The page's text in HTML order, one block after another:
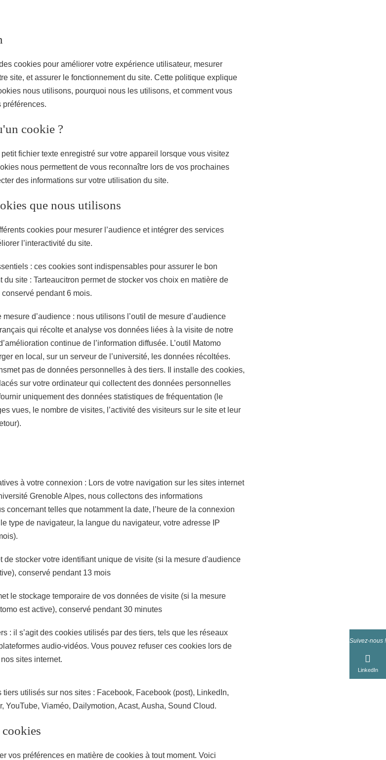
Suivez-nous !
LinkedIn
cookies pour améliorer votre expérience utilisateur, mesurer
site, et assurer le fonctionnement du site. Cette politique explique
nous utilisons, pourquoi nous les utilisons, et comment vous
préférences.
cookie ?
fichier texte enregistré sur votre appareil lorsque vous visitez
nous permettent de vous reconnaître lors de vos prochaines
des informations sur votre utilisation du site.
que nous utilisons
cookies pour mesurer l’audience et intégrer des services
l’interactivité du site.
: ces cookies sont indispensables pour assurer le bon
du site : Tarteaucitron permet de stocker vos choix en matière de
pendant 6 mois.
mesure d’audience : nous utilisons l’outil de mesure d’audience
qui récolte et analyse vos données liées à la visite de notre
continue de l’information diffusée. L’outil Matomo
en local, sur un serveur de l’université, les données récoltées.
pas de données personnelles à des tiers. Il installe des cookies,
sur votre ordinateur qui collectent des données personnelles
uniquement des données statistiques de fréquentation (le
vues, le nombre de visites, l’activité des visiteurs sur le site et leur
à votre connexion : Lors de votre navigation sur les sites internet
Grenoble Alpes, nous collectons des informations
concernant telles que notamment la date, l’heure de la connexion
type de navigateur, la langue du navigateur, votre adresse IP
de stocker votre identifiant unique de visite (si la mesure d'audience
conservé pendant 13 mois
le stockage temporaire de vos données de visite (si la mesure
est active), conservé pendant 30 minutes
: il s’agit des cookies utilisés par des tiers, tels que les réseaux
audio-vidéos. Vous pouvez refuser ces cookies lors de
sites internet.
tiers utilisés sur nos sites : Facebook, Facebook (post), LinkedIn,
YouTube, Viaméo, Dailymotion, Acast, Ausha, Sound Cloud.
cookies
vos préférences en matière de cookies à tout moment. Voici